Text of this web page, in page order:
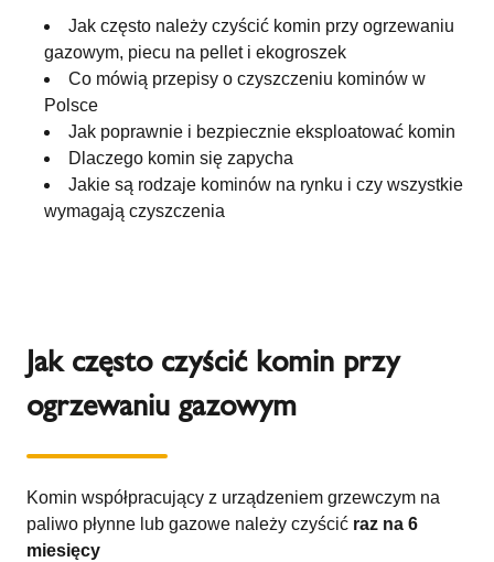
Jak często należy czyścić komin przy ogrzewaniu
gazowym, piecu na pellet i ekogroszek
Co mówią przepisy o czyszczeniu kominów w
Polsce
Jak poprawnie i bezpiecznie eksploatować komin
Dlaczego komin się zapycha
Jakie są rodzaje kominów na rynku i czy wszystkie
wymagają czyszczenia
Jak często czyścić komin przy
ogrzewaniu gazowym
Komin współpracujący z urządzeniem grzewczym na
paliwo płynne lub gazowe należy czyścić raz na 6
miesięcy